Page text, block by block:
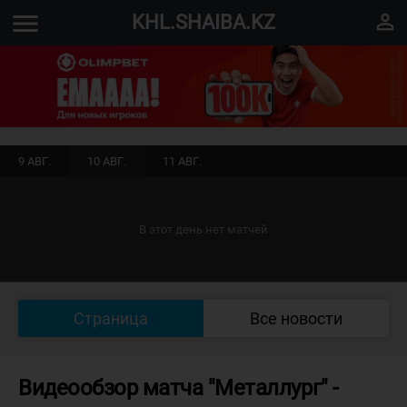
menu KHL.SHAIBA.KZ perm_identity
9 АВГ. 10 АВГ. 11 АВГ.
В этот день нет матчей
Страница Все новости
Видеообзор матча "Металлург" -